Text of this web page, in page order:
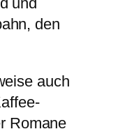
den
auch
Romane